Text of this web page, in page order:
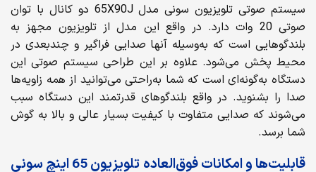
سیستم صوتی تلویزیون سونی مدل 65X90J دو کانال با توان
صوتی 20 وات دارد. در واقع این مدل از تلویزیون مجهز به
بلندگوهایی است که به‌وسیله آنها صدایی فراگیر و چندبعدی در
محیط پخش می‌شود. علاوه بر این طراحی سیستم صوتی این
دستگاه به‌گونه‌ای است که شما به‌راحتی می‌توانید از همه زاویه‌ها
صدا را بشنوید. در واقع بلندگوهای قدرتمند این دستگاه سبب
می‌شوند که صدایی متفاوت با کیفیت بسیار عالی و بالا به گوش
شما برسد.
قابلیت‌ها و امکانات فوق‌العاده تلویزیون 65 اینچ سونی